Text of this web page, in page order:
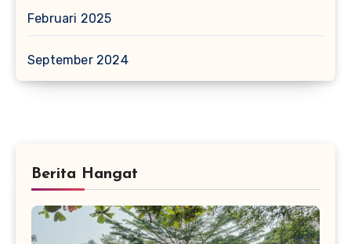
Februari 2025
September 2024
Berita Hangat